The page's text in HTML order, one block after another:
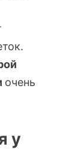
очень
у